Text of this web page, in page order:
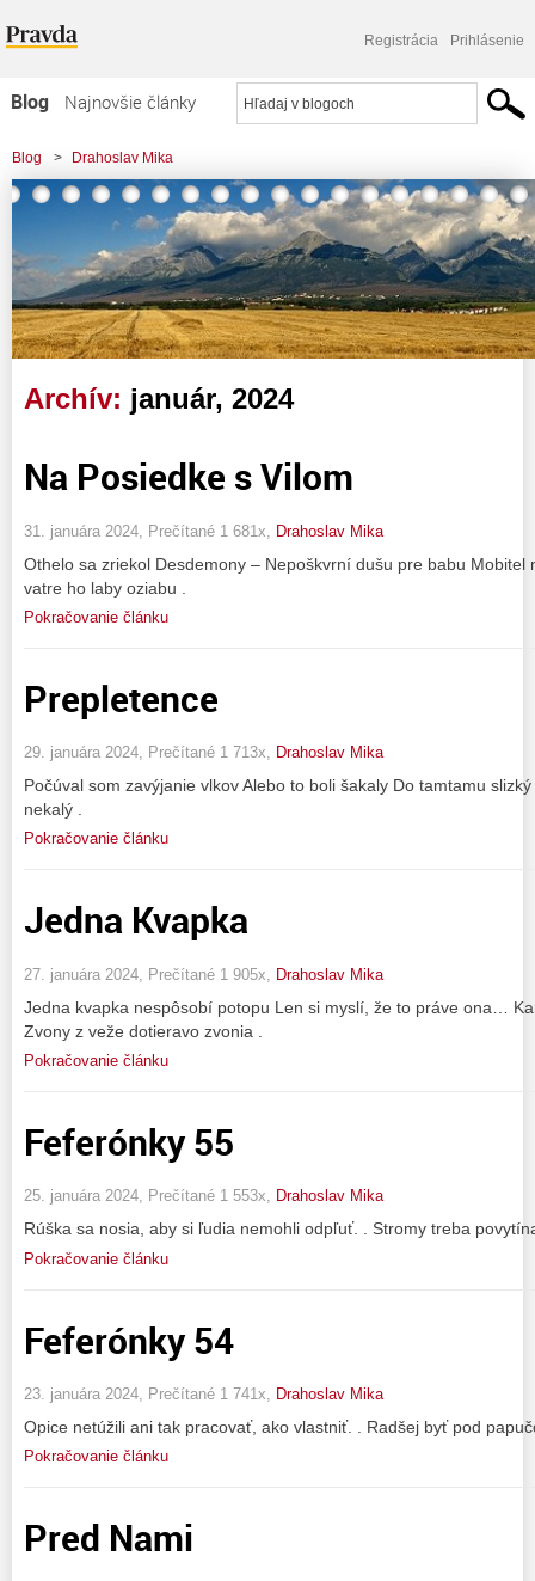
Registrácia Prihlásenie
Blog
Najnovšie články
Najčítanejšie články
Najkomentovanejšie články
Zoznam blogov
Komerčné blogy
Blog > Drahoslav Mika
Archív: január, 2024
Na Posiedke s Vilom
31. januára 2024, Prečítané 1 681x, Drahoslav Mika
Othelo sa zriekol Desdemony – Nepoškvrní dušu pre babu Mobitel
vatre ho laby oziabu .
Pokračovanie článku
Prepletence
29. januára 2024, Prečítané 1 713x, Drahoslav Mika
Počúval som zavýjanie vlkov Alebo to boli šakaly Do tamtamu
nekalý .
Pokračovanie článku
Jedna Kvapka
27. januára 2024, Prečítané 1 905x, Drahoslav Mika
Jedna kvapka nespôsobí potopu Len si myslí, že to práve ona…
Zvony z veže dotieravo zvonia .
Pokračovanie článku
Feferónky 55
25. januára 2024, Prečítané 1 553x, Drahoslav Mika
Rúška sa nosia, aby si ľudia nemohli odpľuť. . Stromy treba
Pokračovanie článku
Feferónky 54
23. januára 2024, Prečítané 1 741x, Drahoslav Mika
Opice netúžili ani tak pracovať, ako vlastniť. . Radšej byť pod
Pokračovanie článku
Pred Nami